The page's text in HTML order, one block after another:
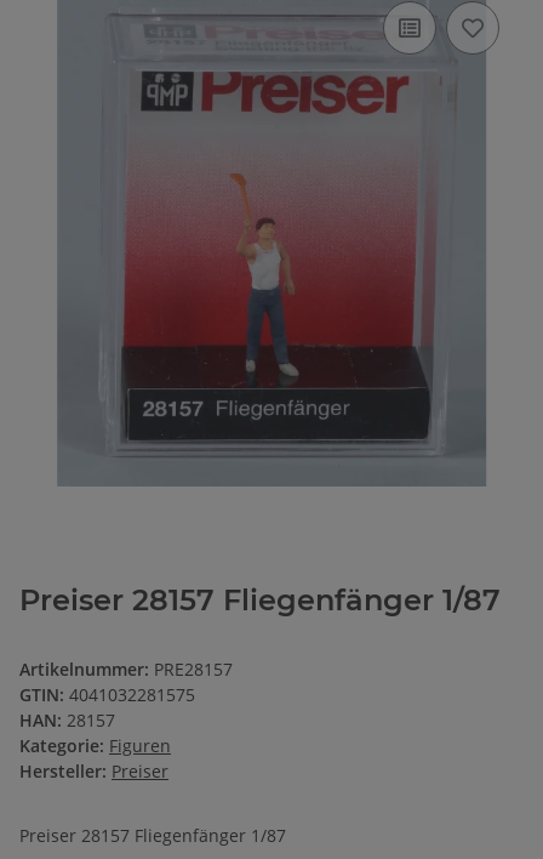
Preiser 28157 Fliegenfänger 1/87
Artikelnummer: PRE28157
GTIN: 4041032281575
HAN: 28157
Kategorie: Figuren
Hersteller: Preiser
Preiser 28157 Fliegenfänger 1/87